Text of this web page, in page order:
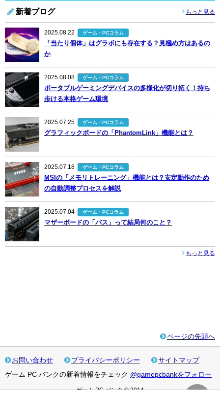
新着ブログ もっと見る
2025.08.22 ゲーム・PCコラム
「当たり個体」はグラボにも存在する？見極め方はあるの
か
2025.08.08 ゲーム・PCコラム
ポータブルゲーミングデバイスの多様化が切り拓く！持ち
歩ける本格ゲーム環境
2025.07.25 ゲーム・PCコラム
グラフィックボードの「PhantomLink」機能とは？
2025.07.18 ゲーム・PCコラム
MSIの「メモリトレーニング」機能とは？安定動作のため
の自動調整プロセスを解説
2025.07.04 ゲーム・PCコラム
マザーボードの「バス」って結局何のこと？
もっと見る
ページの先頭へ
お問い合わせ プライバシーポリシー
サイトマップ
ゲーム PC バンクの新着情報をチェック @gamepcbankをフォロー
ゲーム PC バンク © 2014